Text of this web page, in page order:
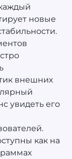
новые
внешних
увидеть его
как на